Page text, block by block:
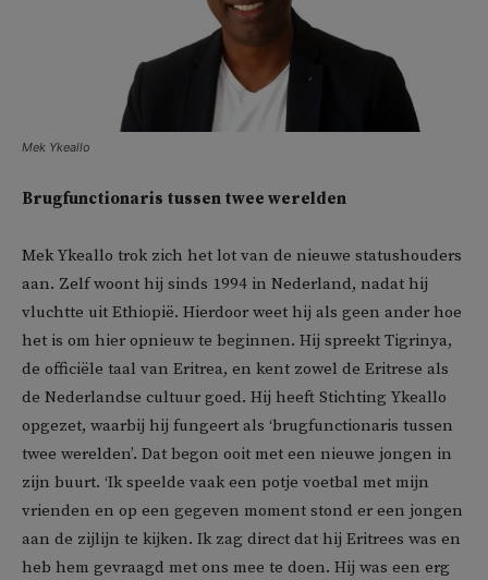
Mek Ykeallo
Brugfunctionaris tussen twee werelden
Mek Ykeallo trok zich het lot van de nieuwe statushouders
aan. Zelf woont hij sinds 1994 in Nederland, nadat hij
vluchtte uit Ethiopië. Hierdoor weet hij als geen ander hoe
het is om hier opnieuw te beginnen. Hij spreekt Tigrinya,
de officiële taal van Eritrea, en kent zowel de Eritrese als
de Nederlandse cultuur goed. Hij heeft Stichting Ykeallo
opgezet, waarbij hij fungeert als ‘brugfunctionaris tussen
twee werelden’. Dat begon ooit met een nieuwe jongen in
zijn buurt. ‘Ik speelde vaak een potje voetbal met mijn
vrienden en op een gegeven moment stond er een jongen
aan de zijlijn te kijken. Ik zag direct dat hij Eritrees was en
heb hem gevraagd met ons mee te doen. Hij was een erg